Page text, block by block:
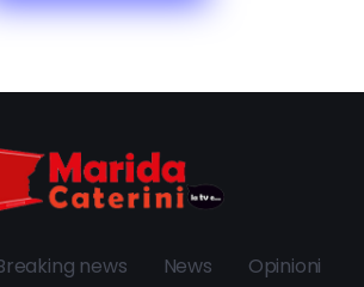
news News Opinioni